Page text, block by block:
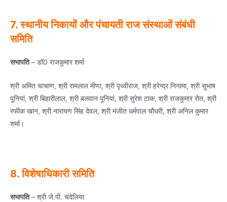
7. स्‍थानीय निकायों और पंचायती राज संस्‍थाओं संबंधी
समिति
सभापति– डॉ0 राजकुमार शर्मा
श्री अमित चाचाण, श्री रामलाल मीणा, श्री पृथ्‍वीराज, श्री हरेन्‍द्र निनामा, श्री सुभाष
पूनियां, श्री बिहारीलाल, श्री बलवान पूनियां, श्री सुरेश टाक, श्री राजकुमार रोत, श्री
रफीक खान, श्री नारायण सिंह देवल, श्री मंजीत धर्मपाल चौधरी, श्री अनिल कुमार
शर्मा।
8. विशेषाधिकारी समिति
सभापति– श्री जे.पी. चंदेलिया